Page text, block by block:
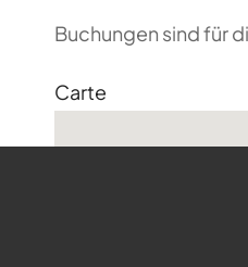
Buchungen sind für
Carte